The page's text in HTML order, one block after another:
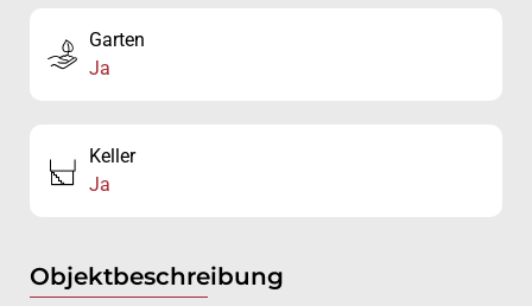
Garten
Ja
Keller
Ja
Objektbeschreibung